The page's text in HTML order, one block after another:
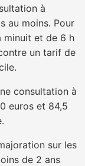
à
au moins. Pour
minuit et de 6 h
un tarif de
consultation à
euros et 84,5
sur les
de 2 ans